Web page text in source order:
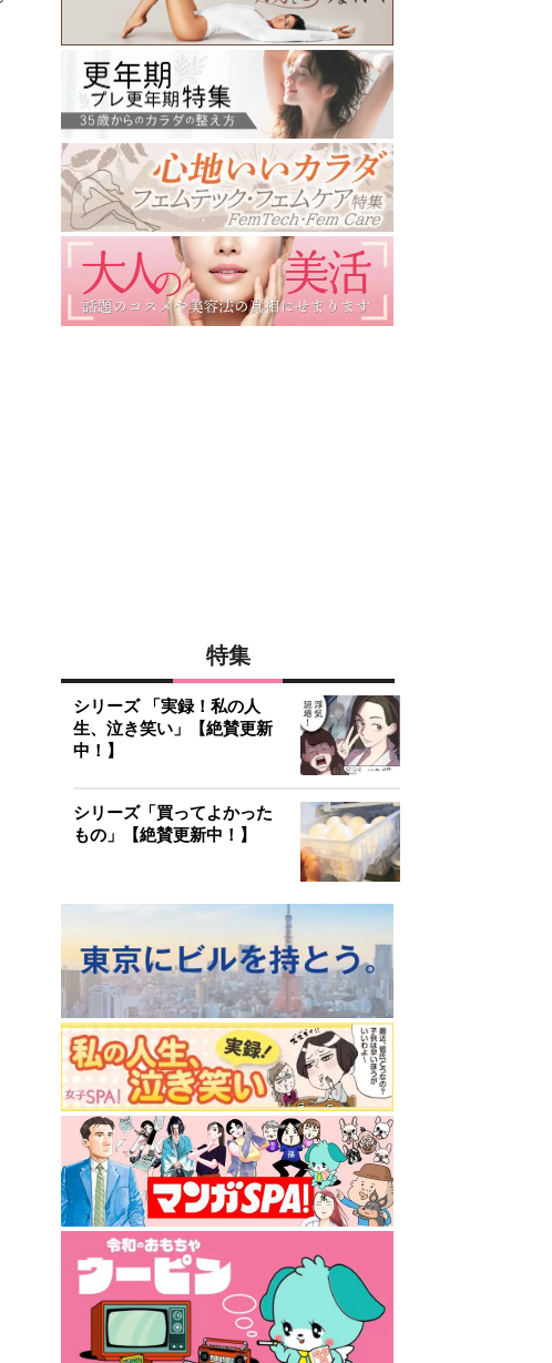
特集
シリーズ 「実録！私の人
生、泣き笑い」【絶賛更新
中！】
シリーズ「買ってよかった
もの」【絶賛更新中！】